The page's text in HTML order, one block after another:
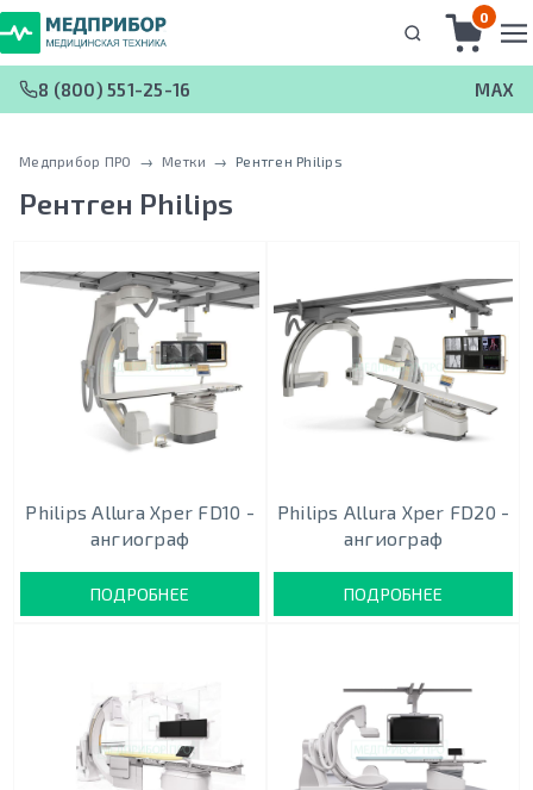
0
8 (800) 551-25-16 MAX
Медприбор ПРО → Метки → Рентген Philips
Рентген Philips
Philips Allura Xper FD10 -
ангиограф
ПОДРОБНЕЕ
Philips Allura Xper FD20 -
ангиограф
ПОДРОБНЕЕ